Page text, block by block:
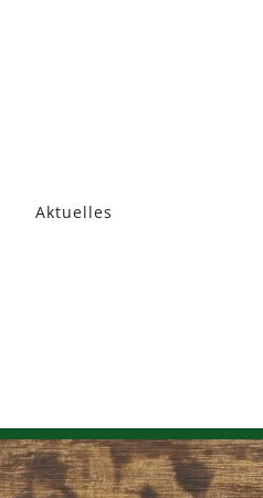
Aktuelles